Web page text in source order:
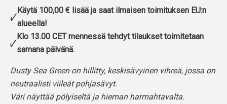
Käytä 100,00 € lisää ja saat ilmaisen toimituksen EU:n
alueella!
Klo 13.00 CET mennessä tehdyt tilaukset toimitetaan
samana päivänä.
Dusty Sea Green on hillitty, keskisävyinen vihreä, jossa on
neutraalisti viileät pohjasävyt.
Väri näyttää pölyiseltä ja hieman harmahtavalta.